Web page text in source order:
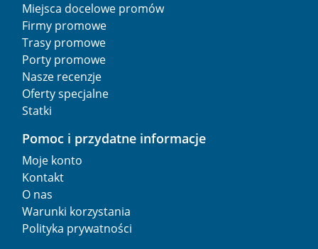
Miejsca docelowe promów
Firmy promowe
Trasy promowe
Porty promowe
Nasze recenzje
Oferty specjalne
Statki
Pomoc i przydatne informacje
Moje konto
Kontakt
O nas
Warunki korzystania
Polityka prywatności